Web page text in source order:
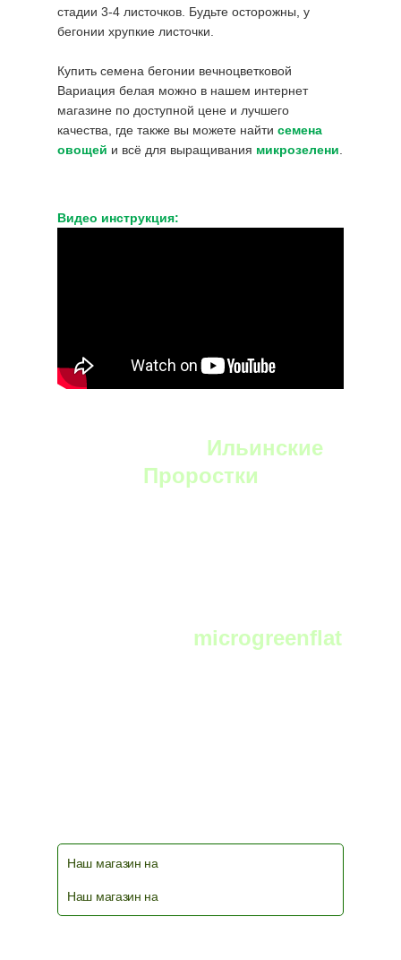
стадии 3-4 листочков. Будьте осторожны, у
бегонии хрупкие листочки.
Купить семена бегонии вечноцветковой
Вариация белая можно в нашем интернет
магазине по доступной цене и лучшего
качества, где также вы можете найти семена
овощей и всё для выращивания микрозелени
Видео инструкция:
Ильинские
Проростки
microgreenflat
Наш магазин на
Наш магазин на